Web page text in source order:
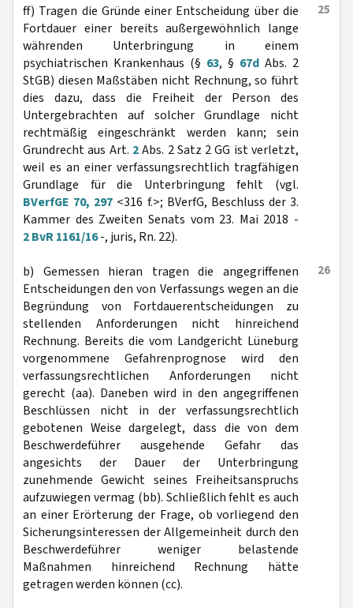
25
ff) Tragen die Gründe einer Entscheidung über die
Fortdauer einer bereits außergewöhnlich lange
währenden Unterbringung in einem
psychiatrischen Krankenhaus (§ 63, § 67d Abs. 2
StGB) diesen Maßstäben nicht Rechnung, so führt
dies dazu, dass die Freiheit der Person des
Untergebrachten auf solcher Grundlage nicht
rechtmäßig eingeschränkt werden kann; sein
Grundrecht aus Art. 2Abs. 2 Satz 2 GG ist verletzt,
weil es an einer verfassungsrechtlich tragfähigen
Grundlage für die Unterbringung fehlt (vgl.
BVerfGE 70, 297 <316 f.>; BVerfG, Beschluss der 3.
Kammer des Zweiten Senats vom 23. Mai 2018 -
2 BvR 1161/16-, juris, Rn. 22).
26
b) Gemessen hieran tragen die angegriffenen
Entscheidungen den von Verfassungs wegen an die
Begründung von Fortdauerentscheidungen zu
stellenden Anforderungen nicht hinreichend
Rechnung. Bereits die vom Landgericht Lüneburg
vorgenommene Gefahrenprognose wird den
verfassungsrechtlichen Anforderungen nicht
gerecht (aa). Daneben wird in den angegriffenen
Beschlüssen nicht in der verfassungsrechtlich
gebotenen Weise dargelegt, dass die von dem
Beschwerdeführer ausgehende Gefahr das
angesichts der Dauer der Unterbringung
zunehmende Gewicht seines Freiheitsanspruchs
aufzuwiegen vermag (bb). Schließlich fehlt es auch
an einer Erörterung der Frage, ob vorliegend den
Sicherungsinteressen der Allgemeinheit durch den
Beschwerdeführer weniger belastende
Maßnahmen hinreichend Rechnung hätte
getragen werden können (cc).